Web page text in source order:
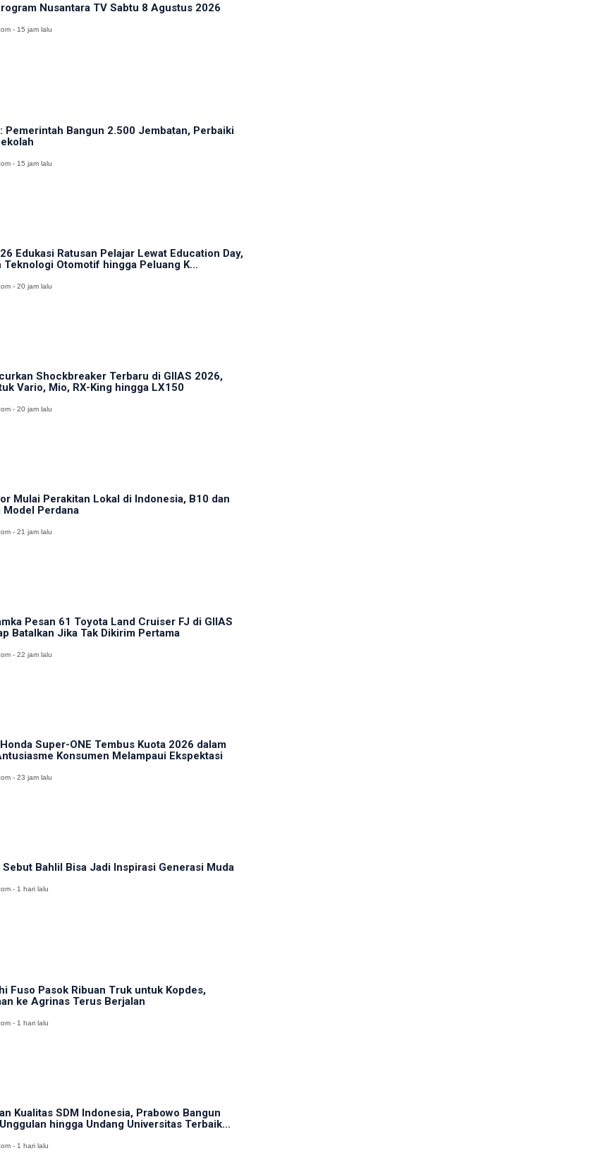
Nusantara TV Sabtu 8 Agustus 2026
- 15 jam lalu
Pemerintah Bangun 2.500 Jembatan, Perbaiki
- 15 jam lalu
Edukasi Ratusan Pelajar Lewat Education Day,
Teknologi Otomotif hingga Peluang K...
- 20 jam lalu
Shockbreaker Terbaru di GIIAS 2026,
Vario, Mio, RX-King hingga LX150
- 20 jam lalu
Mulai Perakitan Lokal di Indonesia, B10 dan
Model Perdana
- 21 jam lalu
Pesan 61 Toyota Land Cruiser FJ di GIIAS
Batalkan Jika Tak Dikirim Pertama
- 22 jam lalu
Super-ONE Tembus Kuota 2026 dalam
Konsumen Melampaui Ekspektasi
- 23 jam lalu
Sebut Bahlil Bisa Jadi Inspirasi Generasi Muda
- 1 hari lalu
Fuso Pasok Ribuan Truk untuk Kopdes,
ke Agrinas Terus Berjalan
- 1 hari lalu
Kualitas SDM Indonesia, Prabowo Bangun
hingga Undang Universitas Terbaik...
- 1 hari lalu